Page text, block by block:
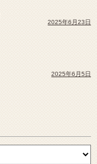
2025年6月23日
2025年6月5日